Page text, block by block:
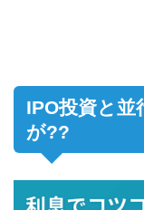
IPO投資と
が??